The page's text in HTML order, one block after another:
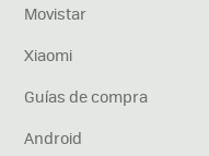
Movistar
Xiaomi
Guías de compra
Android